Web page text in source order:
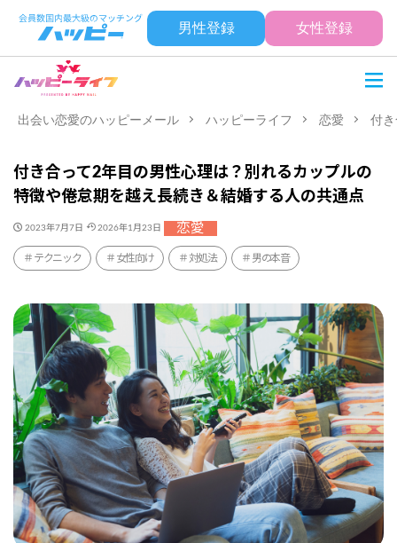
男性登録 女性登録
出会い恋愛のハッピーメール ハッピーライフ 恋愛 付
付き合って2年目の男性心理は？別れるカップルの
特徴や倦怠期を越え長続き＆結婚する人の共通点
2023年7月7日 2026年1月23日 恋愛
テクニック 女性向け 対処法 男の本音